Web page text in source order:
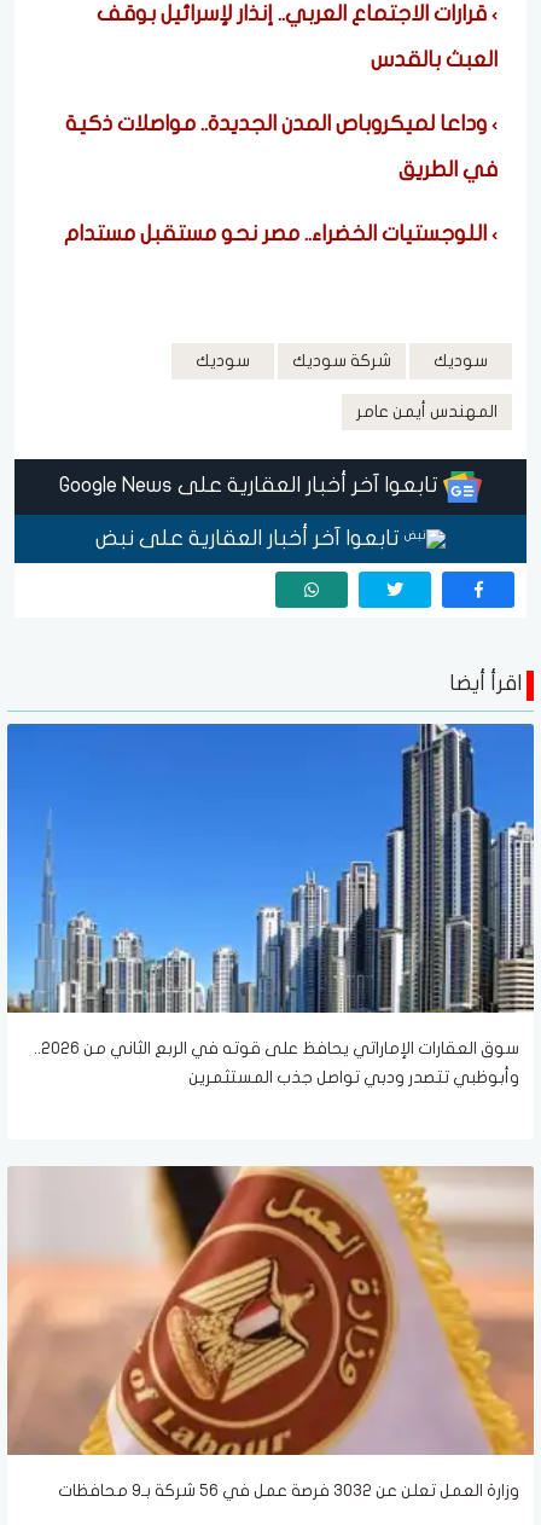
قرارات الاجتماع العربي.. إنذار لإسرائيل بوقف
العبث بالقدس
وداعا لميكروباص المدن الجديدة.. مواصلات ذكية
في الطريق
اللوجستيات الخضراء.. مصر نحو مستقبل مستدام
سوديك شركة سوديك سوديك
المهندس أيمن عامر
تابعوا آخر أخبار العقارية على Google News
تابعوا آخر أخبار العقارية على نبض
اقرأ أيضا
وأبوظبي تتصدر ودبي تواصل جذب المستثمرين
وزارة العمل تعلن عن 3032 فرصة عمل في 56 شركة بـ9 محافظات